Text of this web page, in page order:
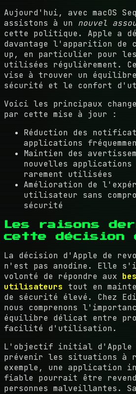
Aujourd'hui, avec macOS
assistons à un nouvel
cette politique. Apple a
davantage l'apparition de
up, en particulier pour
utilisées régulièrement.
vise à trouver un
sécurité et le confort
Voici les principaux
par cette mise à jour :
Réduction des
applications
Maintien des
nouvelles applications
rarement utilisées
Amélioration de
utilisateur sans
sécurité
Les raisons
cette décision
La décision d'Apple de
n'est pas anodine. Elle
volonté de répondre aux
utilisateurs tout en
de sécurité élevé. Chez
nous comprenons
équilibre délicat entre
facilité d'utilisation.
L'objectif initial d'Apple
prévenir les situations à
exemple, une application
fiable pourrait être
personnes malveillantes.